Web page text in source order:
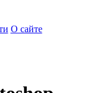
О сайте